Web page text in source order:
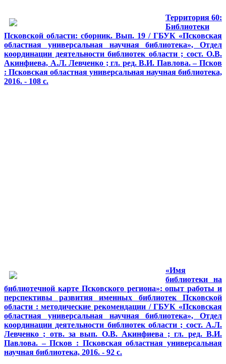
Территория 60:
Библиотеки
Псковской области: сборник. Вып. 19 / ГБУК «Псковская
областная универсальная научная библиотека», Отдел
координации деятельности библиотек области ; сост. О.В.
Акинфиева, А.Л. Левченко ; гл. ред. В.И. Павлова. – Псков
: Псковская областная универсальная научная библиотека,
2016. - 108 с.
«Имя
библиотеки на
библиотечной карте Псковского региона»: опыт работы и
перспективы развития именных библиотек Псковской
области : методические рекомендации / ГБУК «Псковская
областная универсальная научная библиотека», Отдел
координации деятельности библиотек области ; сост. А.Л.
Левченко ; отв. за вып. О.В. Акинфиева ; гл. ред. В.И.
Павлова. – Псков : Псковская областная универсальная
научная библиотека, 2016. - 92 с.